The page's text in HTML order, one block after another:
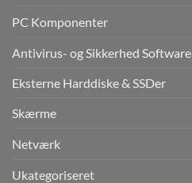
PC Komponenter
Antivirus- og Sikkerhed Software
Eksterne Harddiske & SSDer
Skærme
Netværk
Ukategoriseret